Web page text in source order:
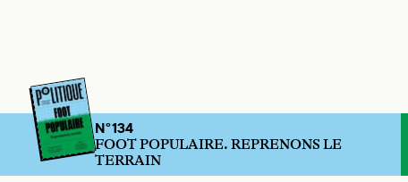
N°134
FOOT POPULAIRE. REPRENONS LE
TERRAIN